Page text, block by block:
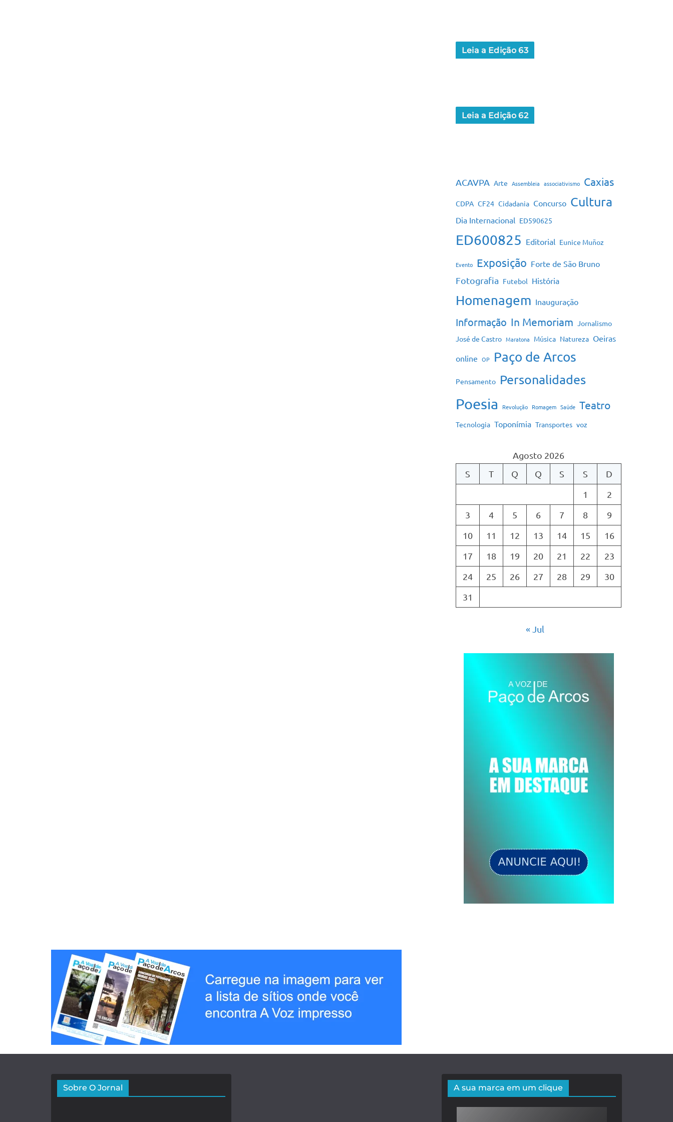
Leia a Edição 63
Leia a Edição 62
ACAVPA Arte Assembleia associativismo Caxias
CDPA CF24 Cidadania Concurso Cultura
Dia Internacional ED590625
ED600825 Editorial Eunice Muñoz
Evento Exposição Forte de São Bruno
Fotografia Futebol História
Homenagem Inauguração
Informação In Memoriam
Jornalismo
José de Castro Maratona Música Natureza Oeiras
online OP Paço de Arcos
Pensamento Personalidades
Poesia Revolução Romagem Saúde Teatro
Tecnologia Toponímia Transportes voz
Agosto 2026
S
T Q Q S S
D
1
2
3
4 5 6 7 8
9
10
11 12 13 14 15
16
17
18 19 20 21 22
23
24
25 26 27 28 29
30
31
« Jul
Sobre O Jornal A sua marca em um clique